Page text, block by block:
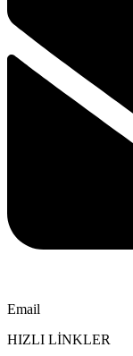
Email
HIZLI LİNKLER